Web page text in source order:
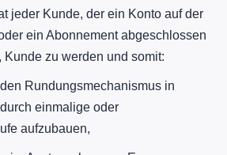
jeder Kunde, der ein Konto auf der
ein Abonnement abgeschlossen
Kunde zu werden und somit:
Rundungsmechanismus in
einmalige oder
aufzubauen,